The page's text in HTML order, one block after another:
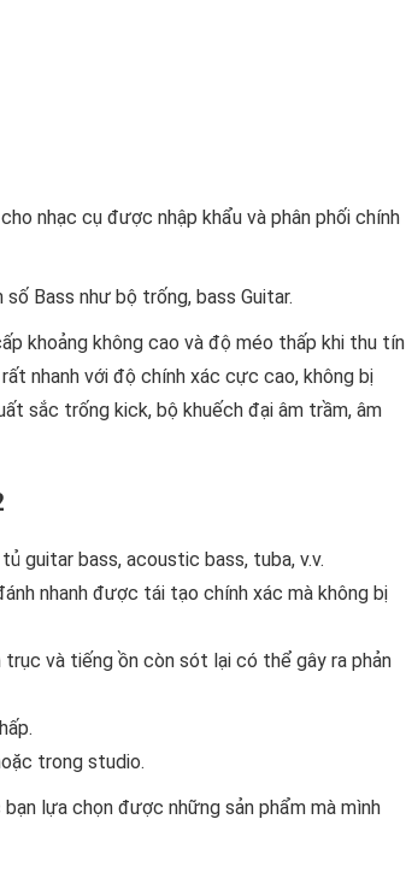
nhạc cụ được nhập khẩu và phân phối chính
Bass như bộ trống, bass Guitar.
khoảng không cao và độ méo thấp khi thu tín
nhanh với độ chính xác cực cao, không bị
sắc trống kick, bộ khuếch đại âm trầm, âm
guitar bass, acoustic bass, tuba, v.v.
nhanh được tái tạo chính xác mà không bị
và tiếng ồn còn sót lại có thể gây ra phản
trong studio.
lựa chọn được những sản phẩm mà mình